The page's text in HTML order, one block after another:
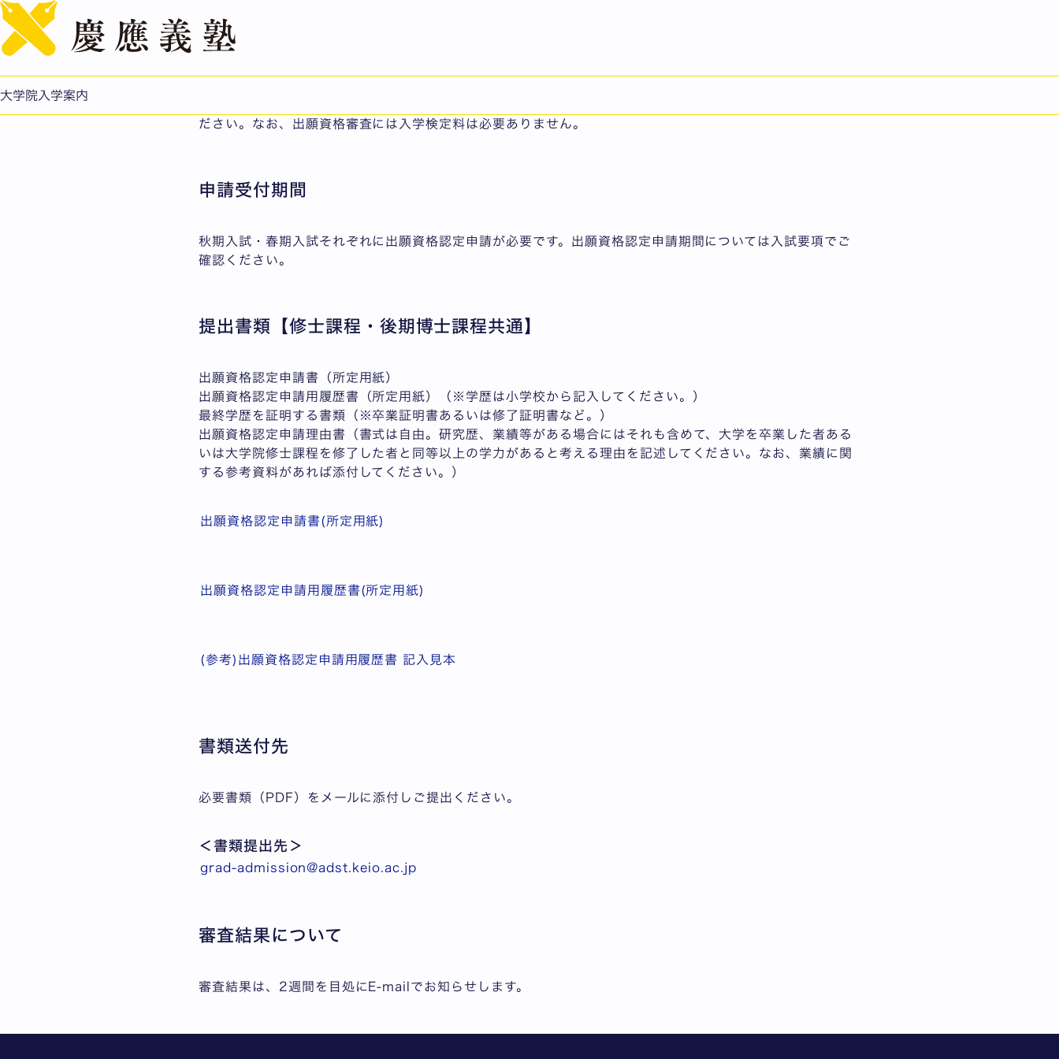
大学院入学案内
出願資格認定申請
ださい。なお、出願資格審査には入学検定料は必要ありません。
申請受付期間
秋期入試・春期入試それぞれに出願資格認定申請が必要です。出願資格認定申請期間については入試要項でご
確認ください。
提出書類【修士課程・後期博士課程共通】
出願資格認定申請書（所定用紙）
出願資格認定申請用履歴書（所定用紙）（※学歴は小学校から記入してください。）
最終学歴を証明する書類（※卒業証明書あるいは修了証明書など。）
出願資格認定申請理由書（書式は自由。研究歴、業績等がある場合にはそれも含めて、大学を卒業した者ある
いは大学院修士課程を修了した者と同等以上の学力があると考える理由を記述してください。なお、業績に関
する参考資料があれば添付してください。）
出願資格認定申請書(所定用紙)
出願資格認定申請用履歴書(所定用紙)
(参考)出願資格認定申請用履歴書 記入見本
書類送付先
必要書類（PDF）をメールに添付しご提出ください。
＜書類提出先＞
grad-admission@adst.keio.ac.jp
審査結果について
審査結果は、2週間を目処にE-mailでお知らせします。